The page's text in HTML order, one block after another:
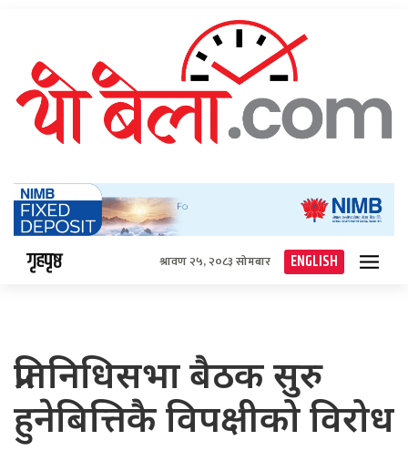
गृहपृष्ठ श्रावण २५, २०८३ सोमबार ENGLISH
प्रतिनिधिसभा बैठक सुरु
हुनेबित्तिकै विपक्षीको विरोध